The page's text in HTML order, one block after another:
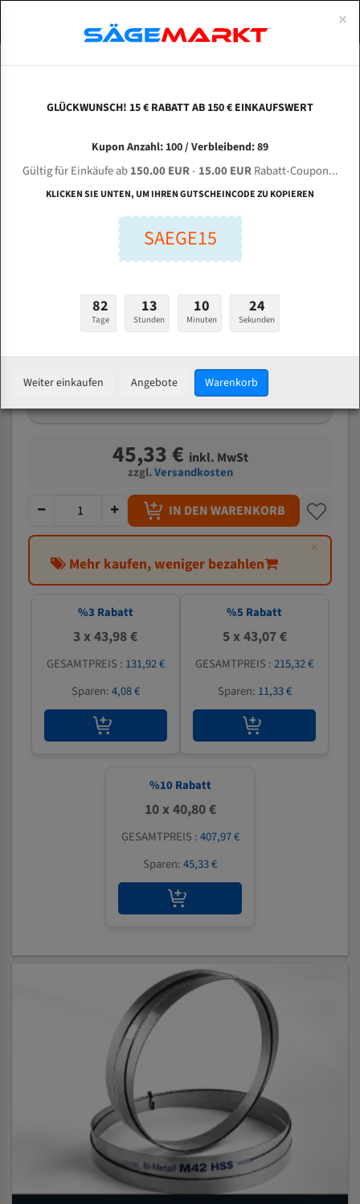
FORTE SBA 241/S-CNC-VSCT für 4100 mm Bi-
Metall Bandsägeblätter
Bandsägeblätter für Forte
Länge (mm):
Welche Zahn soll ich wählen?
45,33 € inkl. MwSt
zzgl.Versandkosten
IN DEN WARENKORB
×
Mehr kaufen, weniger bezahlen
%3 Rabatt
3 x 43,98 €
GESAMTPREIS : 131,92 €
Sparen:4,08 €
%5 Rabatt
5 x 43,07 €
GESAMTPREIS :215,32 €
Sparen: 11,33 €
%10 Rabatt
10 x 40,80 €
GESAMTPREIS :407,97 €
Sparen:45,33 €
ABOUTS
ENGLISH
Bi-Metall Meterware
Fleischerei Bandsägeblätter
Bandmesser Glatt Meterware
Konvex Meterware
×
GLÜCKWUNSCH! 15 € RABATT AB 150 € EINKAUFSWERT
Kupon Anzahl: 100 / Verbleibend: 89
Gültig für Einkäufe ab150.00 EUR- 15.00 EURRabatt-Coupon...
KLICKEN SIE UNTEN, UM IHREN GUTSCHEINCODE ZU KOPIEREN
SAEGE15
82
Tage
13
Stunden
10
Minuten
23
Sekunden
Weiter einkaufen Angebote Warenkorb